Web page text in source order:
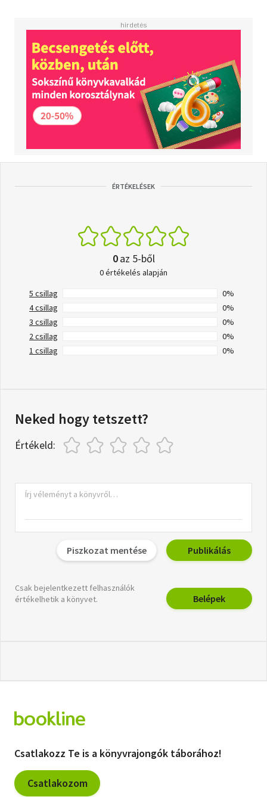
ÉRTÉKELÉSEK
0az 5-ből
0 értékelés alapján
5 csillag
0%
4 csillag
0%
3 csillag
0%
2 csillag
0%
1 csillag
0%
Neked hogy tetszett?
Értékeld:
Piszkozat mentése Publikálás
Csak bejelentkezett felhasználók
értékelhetik a könyvet.
Belépek
Csatlakozz Te is a könyvrajongók táborához!
Csatlakozom